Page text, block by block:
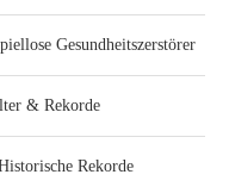
Gesundheitszerstörer
& Rekorde
Rekorde